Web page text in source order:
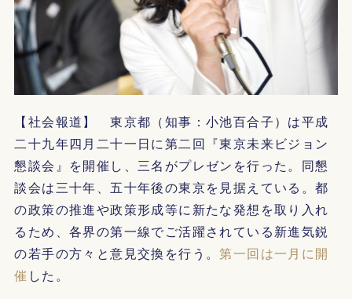
【社会報道】 東京都（知事：小池百合子）は平成
二十九年四月二十一日に第二回『東京未来ビジョン
懇談会』を開催し、三名がプレゼンを行った。同懇
談会は三十年、五十年後の東京を見据えている。都
の政策の推進や政策形成等に新たな発想を取り入れ
るため、各界の第一線でご活躍されている新進気鋭
の若手の方々と意見交換を行う。第一回は一月に開
催 した。